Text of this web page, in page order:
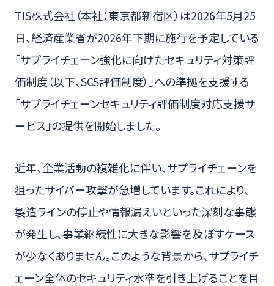
TIS株式会社（本社：東京都新宿区）は2026年5月25
日、経済産業省が2026年下期に施行を予定している
「サプライチェーン強化に向けたセキュリティ対策評
価制度（以下、SCS評価制度）」への準拠を支援する
「サプライチェーンセキュリティ評価制度対応支援サ
ービス」の提供を開始しました。
近年、企業活動の複雑化に伴い、サプライチェーンを
狙ったサイバー攻撃が急増しています。これにより、
製造ラインの停止や情報漏えいといった深刻な事態
が発生し、事業継続性に大きな影響を及ぼすケース
が少なくありません。このような背景から、サプライチ
ェーン全体のセキュリティ水準を引き上げることを目